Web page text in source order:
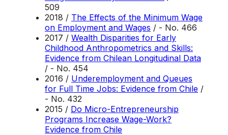
509
2018 / The Effects of the Minimum Wage
on Employment and Wages / - No. 466
2017 / Wealth Disparities for Early
Childhood Anthropometrics and Skills:
Evidence from Chilean Longitudinal Data
/ - No. 454
2016 / Underemployment and Queues
for Full Time Jobs: Evidence from Chile /
- No. 432
2015 / Do Micro-Entrepreneurship
Programs Increase Wage-Work?
Evidence from Chile